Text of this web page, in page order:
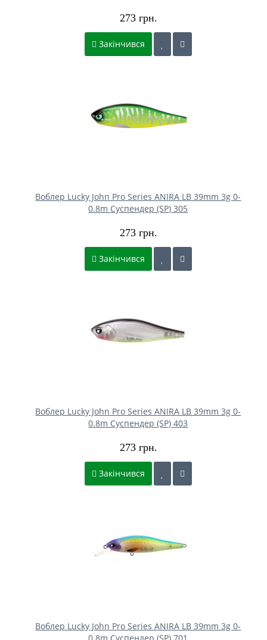
273 грн.
Закінчився
Воблер Lucky John Pro Series ANIRA LB 39mm 3g 0-
0.8m Cуспендер (SP) 305
273 грн.
Закінчився
Воблер Lucky John Pro Series ANIRA LB 39mm 3g 0-
0.8m Cуспендер (SP) 403
273 грн.
Закінчився
Воблер Lucky John Pro Series ANIRA LB 39mm 3g 0-
0.8m Cуспендер (SP) 701